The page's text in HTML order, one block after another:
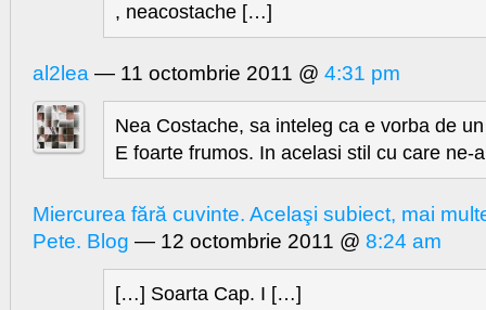
, neacostache […]
al2lea — 11 octombrie 2011 @ 4:31 pm
Nea Costache, sa inteleg ca e vorba de
E foarte frumos. In acelasi stil cu care ne-
Miercurea fără cuvinte. Acelaşi subiect, mai
Pete. Blog — 12 octombrie 2011 @ 8:24 am
[…] Soarta Cap. I […]